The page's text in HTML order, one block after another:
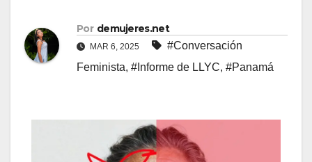
Por demujeres.net
MAR 6, 2025
#Conversación
Feminista, #Informe de LLYC, #Panamá